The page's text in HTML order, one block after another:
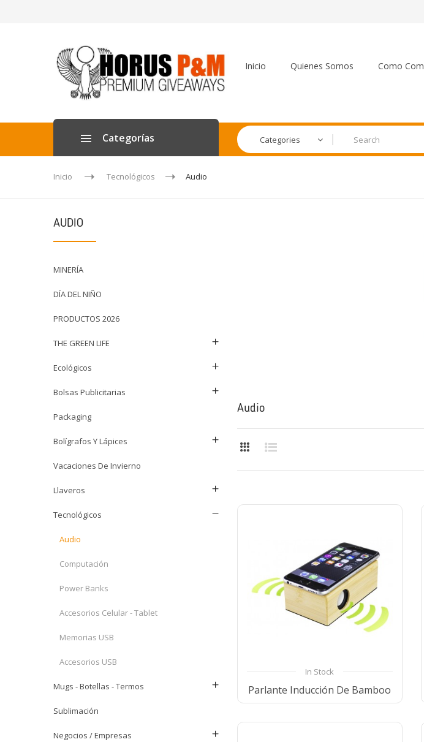
Inicio Quienes Somos Como
Categorías Categories
Inicio Tecnológicos Audio
AUDIO
MINERÍA
DÍA DEL NIÑO
PRODUCTOS 2026
THE GREEN LIFE
Ecológicos
Bolsas Publicitarias
Packaging
Bolígrafos Y Lápices
Vacaciones De Invierno
Llaveros
Tecnológicos
Audio
Computación
Power Banks
Accesorios Celular - Tablet
Memorias USB
Accesorios USB
Mugs - Botellas - Termos
Sublimación
Negocios / Empresas
Audio
In Stock
Parlante Inducción De Bamboo
Compare Wishlist